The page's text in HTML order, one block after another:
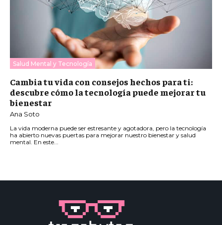
Salud Mental y Tecnología
Cambia tu vida con consejos hechos para ti:
descubre cómo la tecnología puede mejorar tu
bienestar
Ana Soto
La vida moderna puede ser estresante y agotadora, pero la tecnología
ha abierto nuevas puertas para mejorar nuestro bienestar y salud
mental. En este...